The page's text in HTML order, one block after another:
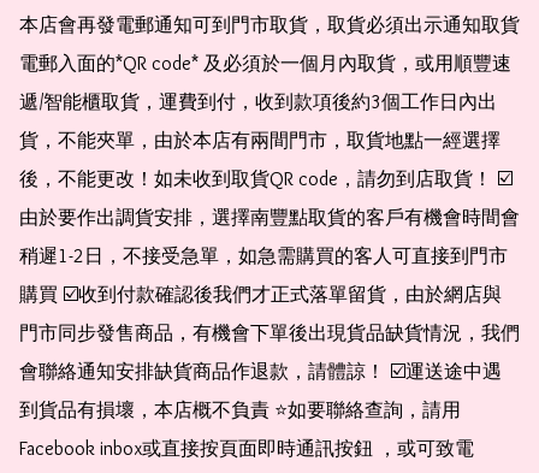
本店會再發電郵通知可到門市取貨，取貨必須出示通知取貨
電郵入面的*QR code* 及必須於一個月內取貨，或用順豐速
遞/智能櫃取貨，運費到付，收到款項後約3個工作日內出
貨，不能夾單，由於本店有兩間門市，取貨地點一經選擇
後，不能更改！如未收到取貨QR code，請勿到店取貨！ ☑️
由於要作出調貨安排，選擇南豐點取貨的客戶有機會時間會
稍遲1-2日，不接受急單，如急需購買的客人可直接到門市
購買 ☑️收到付款確認後我們才正式落單留貨，由於網店與
門市同步發售商品，有機會下單後出現貨品缺貨情況，我們
會聯絡通知安排缺貨商品作退款，請體諒！ ☑️運送途中遇
到貨品有損壞，本店概不負責 ⭐️如要聯絡查詢，請用
Facebook inbox或直接按頁面即時通訊按鈕 ，或可致電